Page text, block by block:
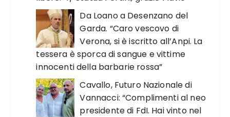
Da Loano a Desenzano del
Garda. “Caro vescovo di
Verona, si è iscritto all’Anpi. La
tessera è sporca di sangue e vittime
innocenti della barbarie rossa”
Cavallo, Futuro Nazionale di
Vannacci: “Complimenti al neo
presidente di FdI. Hai vinto nel